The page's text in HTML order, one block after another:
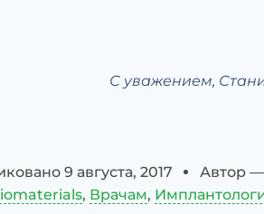
С уважением,
9 августа, 2017 Автор —
, Врачам,